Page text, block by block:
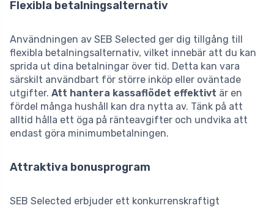
Flexibla betalningsalternativ
Användningen av SEB Selected ger dig tillgång till
flexibla betalningsalternativ, vilket innebär att du kan
sprida ut dina betalningar över tid. Detta kan vara
särskilt användbart för större inköp eller oväntade
utgifter. Att hantera kassaflödet effektivt är en
fördel många hushåll kan dra nytta av. Tänk på att
alltid hålla ett öga på ränteavgifter och undvika att
endast göra minimumbetalningen.
Attraktiva bonusprogram
SEB Selected erbjuder ett konkurrenskraftigt